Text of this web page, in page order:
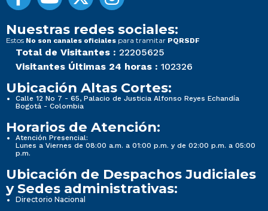
Nuestras redes sociales:
Estos No son canales oficiales para tramitar PQRSDF
Total de Visitantes : 22205625
Visitantes Últimas 24 horas : 102326
Ubicación Altas Cortes:
Calle 12 No 7 - 65, Palacio de Justicia Alfonso Reyes Echandía
Bogotá - Colombia
Horarios de Atención:
Atención Presencial:
Lunes a Viernes de 08:00 a.m. a 01:00 p.m. y de 02:00 p.m. a 05:00
p.m.
Ubicación de Despachos Judiciales
y Sedes administrativas:
Directorio Nacional